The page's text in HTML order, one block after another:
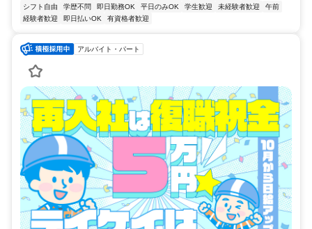
シフト自由
学歴不問 即日勤務OK 平日のみOK 学生歓迎 未経験者歓迎
午前
経験者歓迎
即日払いOK 有資格者歓迎
アルバイト・パート